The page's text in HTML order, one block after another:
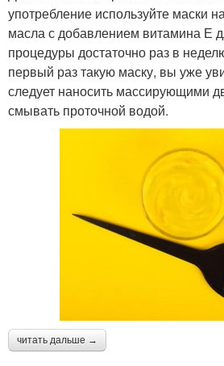
употребление используйте маски
масла с добавлением витамина Е
процедуры достаточно раз в
первый раз такую маску, вы уже
следует наносить массирующими
смывать проточной водой.
читать дальше →